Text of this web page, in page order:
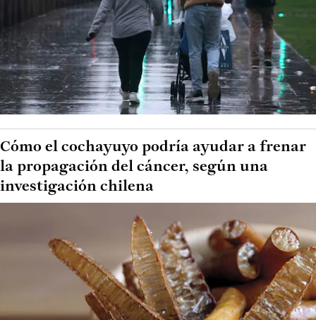
Cómo el cochayuyo podría ayudar a frenar
la propagación del cáncer, según una
investigación chilena